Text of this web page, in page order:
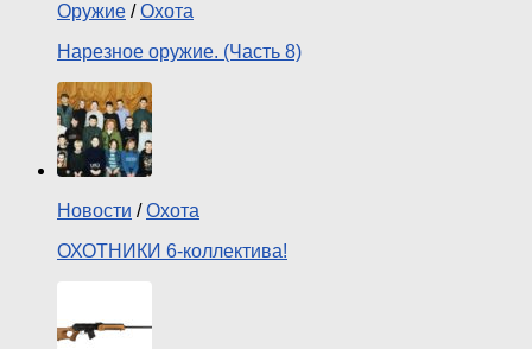
Оружие /Охота
Нарезное оружие. (Часть 8)
Новости /Охота
ОХОТНИКИ 6-коллектива!